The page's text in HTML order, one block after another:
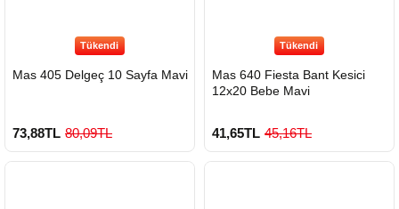
Tükendi
Mas 405 Delgeç 10 Sayfa Mavi
73,88TL 80,09TL
Tükendi
Mas 640 Fiesta Bant Kesici
12x20 Bebe Mavi
41,65TL 45,16TL